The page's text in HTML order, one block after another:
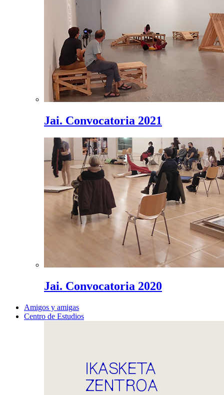
Jai. Convocatoria 2021
Jai. Convocatoria 2020
Amigos y amigas
Centro de Estudios